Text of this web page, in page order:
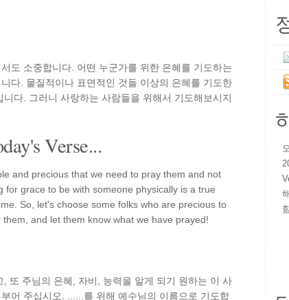
도 소중합니다. 어떤 누군가를 위한 은혜를 기도하는
다. 물질적이나 표면적인 것들 이상의 은혜를 기도한
다. 그러니 사랑하는 사람들을 위해서 기도해보시지
Verse...
and precious that we need to pray them and not
for grace to be with someone physically is a true
So, let's choose some folks who are precious to
and let them know what we have prayed!
또 주님의 은혜, 자비, 능력을 알게 되기 원하는 이 사
어 주십시오. ......를 위해 예수님의 이름으로 기도합